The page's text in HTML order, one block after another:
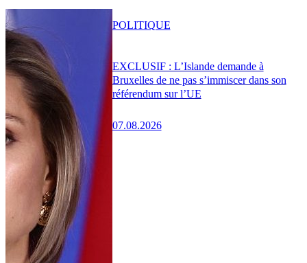
EXCLUSIF : L’Islande demande à
Bruxelles de ne pas s’immiscer dans son
référendum sur l’UE
07.08.2026
POLITIQUE